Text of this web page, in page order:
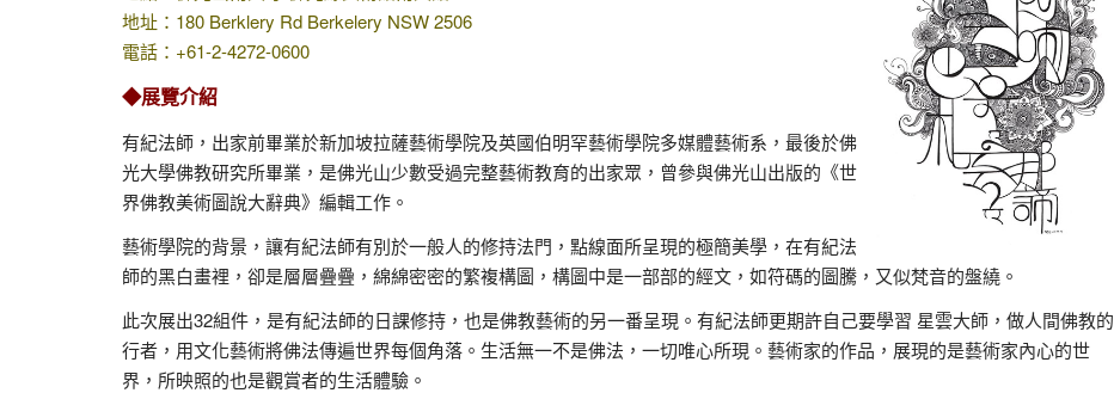
地址：180 Berklery Rd Berkelery NSW 2506
電話：+61-2-4272-0600
◆展覽介紹
有紀法師，出家前畢業於新加坡拉薩藝術學院及英國伯明罕藝術學院多媒體藝術系，最後於佛
光大學佛教研究所畢業，是佛光山少數受過完整藝術教育的出家眾，曾參與佛光山出版的《世
界佛教美術圖說大辭典》編輯工作。
藝術學院的背景，讓有紀法師有別於一般人的修持法門，點線面所呈現的極簡美學，在有紀法
師的黑白畫裡，卻是層層疊疊，綿綿密密的繁複構圖，構圖中是一部部的經文，如符碼的圖騰，又似梵音的盤繞。
此次展出32組件，是有紀法師的日課修持，也是佛教藝術的另一番呈現。有紀法師更期許自己要學習 星雲大師，做人間佛教的
行者，用文化藝術將佛法傳遍世界每個角落。生活無一不是佛法，一切唯心所現。藝術家的作品，展現的是藝術家內心的世
界，所映照的也是觀賞者的生活體驗。